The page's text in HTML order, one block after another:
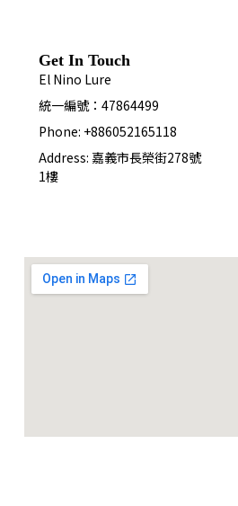
MEGABASS 2023福袋
2023-03-16
Get In Touch
El Nino Lure
統一編號：47864499
Phone: +886052165118
Address: 嘉義市長榮街278號
1樓